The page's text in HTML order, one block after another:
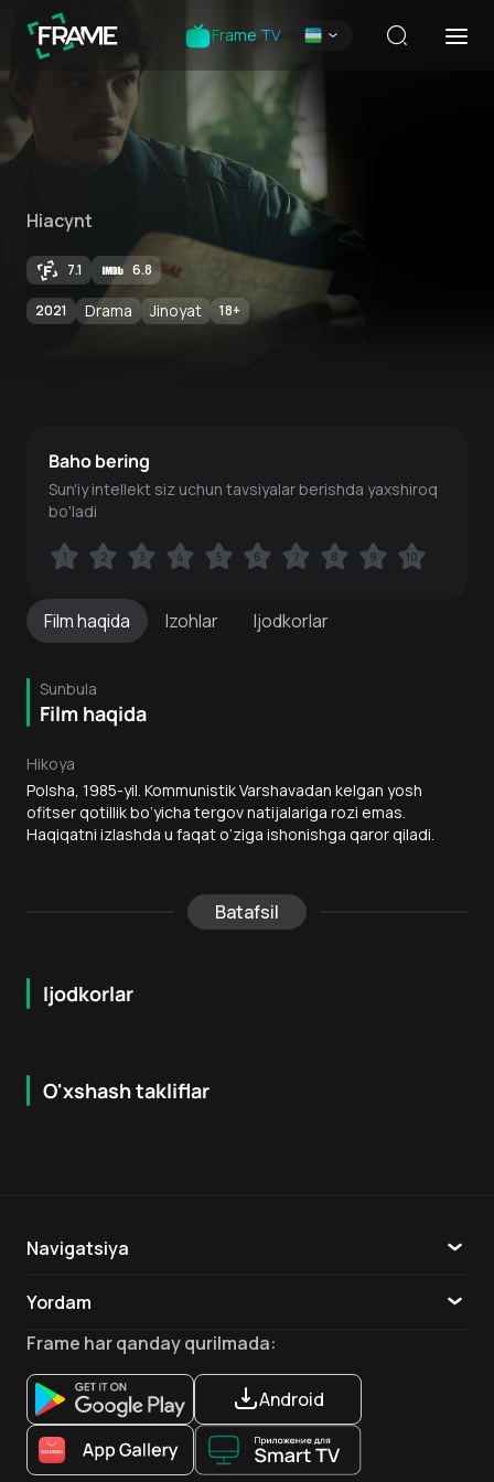
Frame TV
Hiacynt
7.1 6.8
2021 Drama Jinoyat 18+
Filmhaqida Izohlar Ijodkorlar
Sunbula
Film haqida
Hikoya
Polsha, 1985-yil. Kommunistik Varshavadan kelgan yosh
ofitser qotillik bo‘yicha tergov natijalariga rozi emas.
Haqiqatni izlashda u faqat o‘ziga ishonishga qaror qiladi.
Batafsil
Ijodkorlar
Baho bering
Sun'iy intellekt siz uchun tavsiyalar berishda yaxshiroq
bo'ladi
1 2 3 4 5 6 7 8 9 10
1 2 3 4 5 6 7 8 9 10
O'xshash takliflar
18 + 6.5
Navigatsiya
Yordam
Aloqa
Ilovalar
Frame har qanday qurilmada:
Android